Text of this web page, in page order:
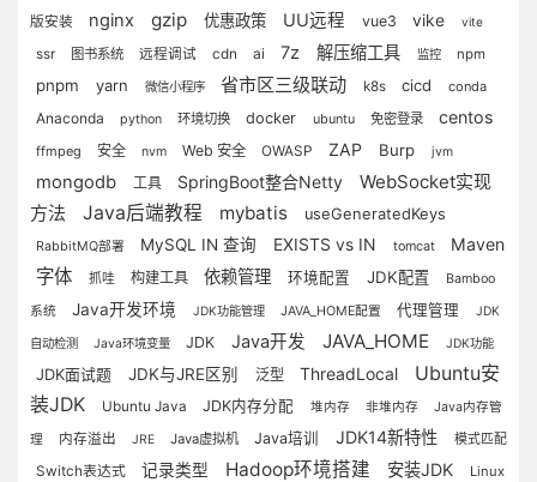
版安装
nginx gzip 优惠政策 UU远程 vue3 vike vite
ssr 图书系统 远程调试 cdn ai 7z 解压缩工具 监控 npm
pnpm yarn 微信小程序 省市区三级联动 k8s cicd conda
Anaconda python 环境切换 docker ubuntu 免密登录 centos
ffmpeg 安全 nvm Web 安全 OWASP ZAP Burp jvm
mongodb 工具 SpringBoot整合Netty
WebSocket实现
方法
Java后端教程 mybatis useGeneratedKeys
RabbitMQ部署 MySQL IN 查询 EXISTS vs IN tomcat Maven
字体 抓哇 构建工具 依赖管理 环境配置 JDK配置 Bamboo
系统 Java开发环境 JDK功能管理 JAVA_HOME配置 代理管理 JDK
自动检测 Java环境变量 JDK Java开发 JAVA_HOME JDK功能
JDK面试题 JDK与JRE区别 泛型 ThreadLocal
Ubuntu安
装JDK
Ubuntu Java JDK内存分配 堆内存 非堆内存 Java内存管
理 内存溢出 JRE Java虚拟机 Java培训 JDK14新特性 模式匹配
Switch表达式 记录类型 Hadoop环境搭建 安装JDK
Linux